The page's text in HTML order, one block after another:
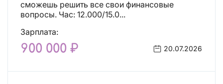
сможешь решить все свои финансовые
вопросы. Час: 12.000/15.0...
Зарплата:
900 000 ₽ 20.07.2026